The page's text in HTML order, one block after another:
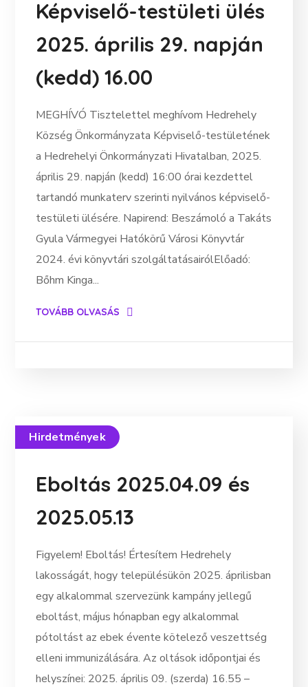
Képviselő-testületi ülés
2025. április 29. napján
(kedd) 16.00
MEGHÍVÓ Tisztelettel meghívom Hedrehely
Község Önkormányzata Képviselő-testületének
a Hedrehelyi Önkormányzati Hivatalban, 2025.
április 29. napján (kedd) 16:00 órai kezdettel
tartandó munkaterv szerinti nyilvános képviselő-
testületi ülésére. Napirend: Beszámoló a Takáts
Gyula Vármegyei Hatókörű Városi Könyvtár
2024. évi könyvtári szolgáltatásairólElőadó:
Bőhm Kinga...
TOVÁBB OLVASÁS
Hirdetmények
Eboltás 2025.04.09 és
2025.05.13
Figyelem! Eboltás! Értesítem Hedrehely
lakosságát, hogy településükön 2025. áprilisban
egy alkalommal szervezünk kampány jellegű
eboltást, május hónapban egy alkalommal
pótoltást az ebek évente kötelező veszettség
elleni immunizálására. Az oltások időpontjai és
helyszínei: 2025. április 09. (szerda) 16.55 –